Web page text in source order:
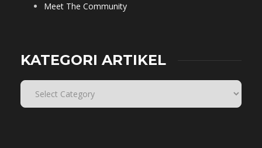
Meet The Community
KATEGORI ARTIKEL